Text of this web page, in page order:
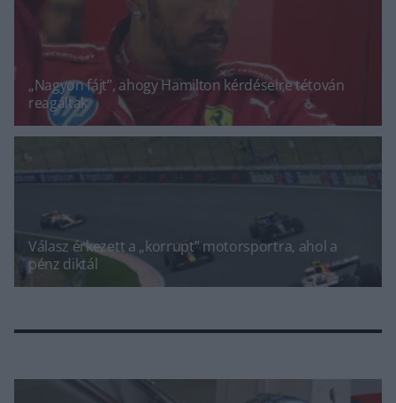
„Nagyon fájt”, ahogy Hamilton kérdéseire tétován
reagáltak
Válasz érkezett a „korrupt” motorsportra, ahol a
pénz diktál